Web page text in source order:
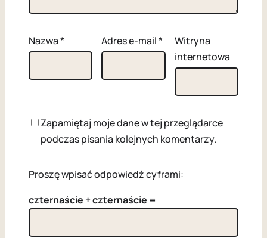
Nazwa* Adres e-mail*
Witryna
internetowa
Zapamiętaj moje dane w tej przeglądarce
podczas pisania kolejnych komentarzy.
Proszę wpisać odpowiedź cyframi:
czternaście + czternaście =